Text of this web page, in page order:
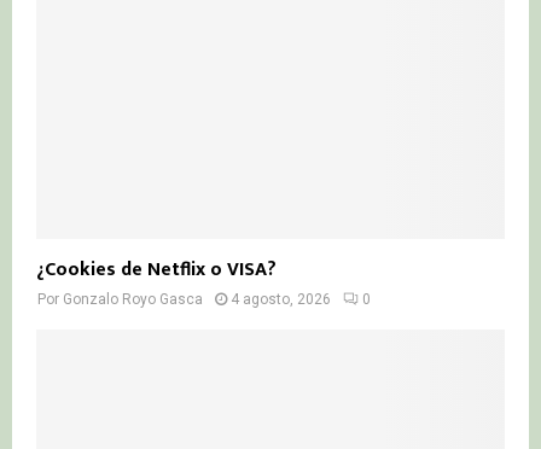
¿Cookies de Netflix o VISA?
Por Gonzalo Royo Gasca 4 agosto, 2026 0